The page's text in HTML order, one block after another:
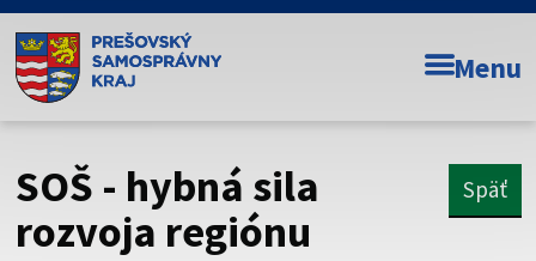
Doména psk.sk je oficiálna
Toto je oficiálna webová stránka Prešovského
Táto stránka je zabezpečená
Menu
SOŠ - hybná sila
rozvoja regiónu
Späť